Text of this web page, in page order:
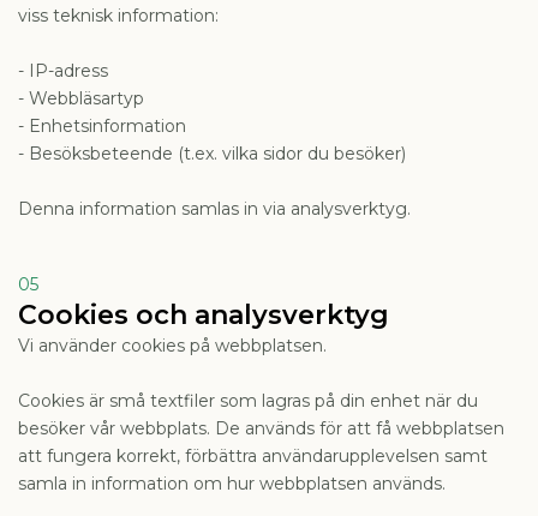
viss teknisk information:
- IP-adress
- Webbläsartyp
- Enhetsinformation
- Besöksbeteende (t.ex. vilka sidor du besöker)
Denna information samlas in via analysverktyg.
05
Cookies och analysverktyg
Vi använder cookies på webbplatsen.
Cookies är små textfiler som lagras på din enhet när du
besöker vår webbplats. De används för att få webbplatsen
att fungera korrekt, förbättra användarupplevelsen samt
samla in information om hur webbplatsen används.